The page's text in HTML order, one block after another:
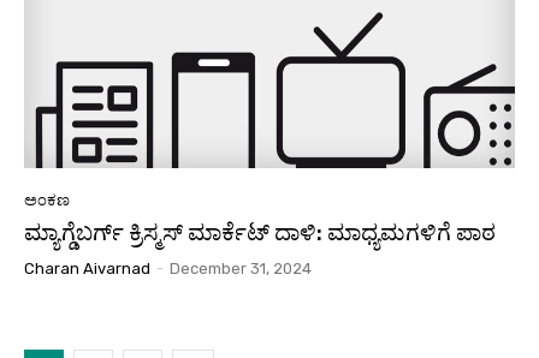
ಅಂಕಣ
ಮ್ಯಾಗ್ಡೆಬರ್ಗ್ ಕ್ರಿಸ್ಮಸ್ ಮಾರ್ಕೆಟ್ ದಾಳಿ: ಮಾಧ್ಯಮಗಳಿಗೆ ಪಾಠ
Charan Aivarnad - December 31, 2024